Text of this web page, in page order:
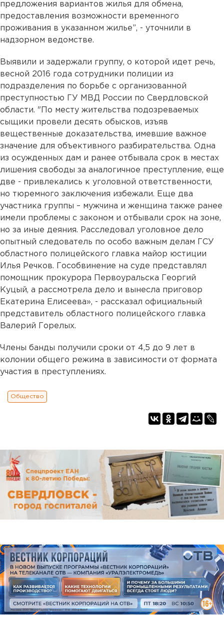
предложения вариантов жилья для обмена,
предоставления возможности временного
проживания в указанном жилье”, - уточнили в
надзорном ведомстве.
Выявили и задержали группу, о которой идет речь,
весной 2016 года сотрудники полиции из
подразделения по борьбе с организованной
преступностью ГУ МВД России по Свердловской
области. "По месту жительства подозреваемых
сыщики провели десять обысков, изъяв
вещественные доказательства, имевшие важное
значение для объективного разбирательства. Одна
из осужденных дам и ранее отбывала срок в местах
лишения свободы за аналогичное преступление, еще
две - привлекались к уголовной ответственности,
но тюремного заключения избежали. Еще два
участника группы – мужчина и женщина также ранее
имели проблемы с законом и отбывали срок на зоне,
но за иные деяния. Расследовал уголовное дело
опытный следователь по особо важным делам ГСУ
областного полицейского главка майор юстиции
Илья Речков. Гособвинение на суде представлял
помощник прокурора Первоуральска Георгий
Куцый, а рассмотрела дело и вынесла приговор
Екатерина Елисеева», - рассказал официальный
представитель областного полицейского главка
Валерий Горелых.
Члены банды получили сроки от 4,5 до 9 лет в
колонии общего режима в зависимости от формата
участия в преступлениях.
Общество